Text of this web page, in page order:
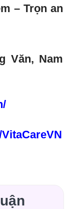
– Trọn an
Văn, Nam